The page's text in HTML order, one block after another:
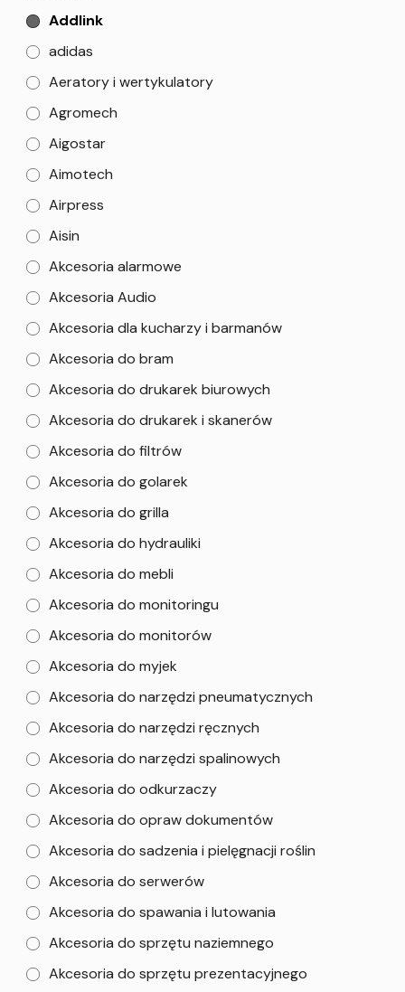
Addlink
adidas
Aeratory i wertykulatory
Agromech
Aigostar
Aimotech
Airpress
Aisin
Akcesoria alarmowe
Akcesoria Audio
Akcesoria dla kucharzy i barmanów
Akcesoria do bram
Akcesoria do drukarek biurowych
Akcesoria do drukarek i skanerów
Akcesoria do filtrów
Akcesoria do golarek
Akcesoria do grilla
Akcesoria do hydrauliki
Akcesoria do mebli
Akcesoria do monitoringu
Akcesoria do monitorów
Akcesoria do myjek
Akcesoria do narzędzi pneumatycznych
Akcesoria do narzędzi ręcznych
Akcesoria do narzędzi spalinowych
Akcesoria do odkurzaczy
Akcesoria do opraw dokumentów
Akcesoria do sadzenia i pielęgnacji roślin
Akcesoria do serwerów
Akcesoria do spawania i lutowania
Akcesoria do sprzętu naziemnego
Akcesoria do sprzętu prezentacyjnego